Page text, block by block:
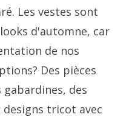
Les vestes sont
d'automne, car
de nos
Des pièces
gabardines, des
designs tricot avec